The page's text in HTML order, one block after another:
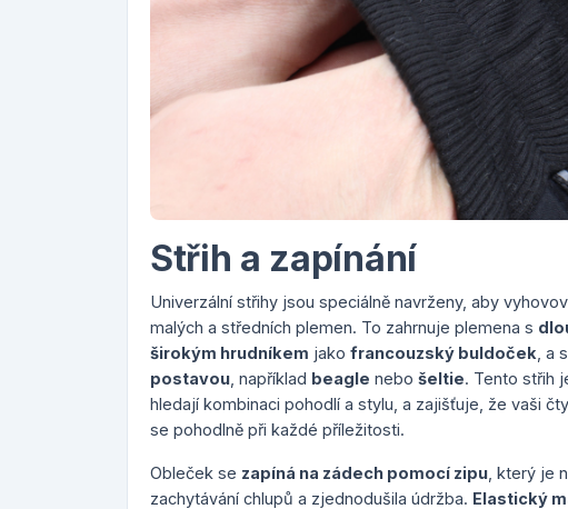
Střih a zapínání
Univerzální střihy jsou speciálně navrženy, aby
malých a středních plemen. To zahrnuje plemena s
širokým hrudníkem jako francouzský buldoček , a
postavou , například beagle nebo šeltie. Tento střih
hledají kombinaci pohodlí a stylu, a zajišťuje, že vaši
se pohodlně při každé příležitosti.
Obleček se zapíná na zádech pomocí zipu , který je
zachytávání chlupů a zjednodušila údržba. Elastický